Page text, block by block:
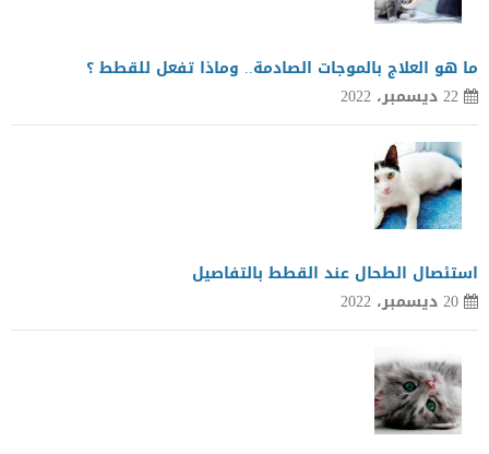
ما هو العلاج بالموجات الصادمة.. وماذا تفعل للقطط ؟
22 ديسمبر، 2022
استئصال الطحال عند القطط بالتفاصيل
20 ديسمبر، 2022